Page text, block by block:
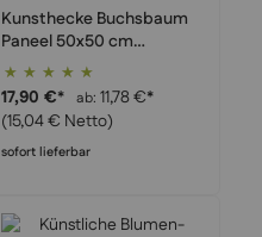
Kunsthecke Buchsbaum
Paneel 50x50 cm
wetterfest –
Sichtschutzwand &
Wandbegrünung
Künstlich
Bewertung:
100%
17,90 €* ab 11,78 €*
(15,04 € Netto)
sofort lieferbar